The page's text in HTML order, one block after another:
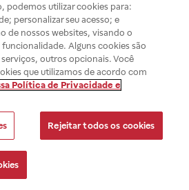
podemos utilizar cookies para:
personalizar seu acesso; e
de nossos websites, visando o
Alguns cookies são
outros opcionais. Você
que utilizamos de acordo com
Política de Privacidade e
Rejeitar todos os cookies